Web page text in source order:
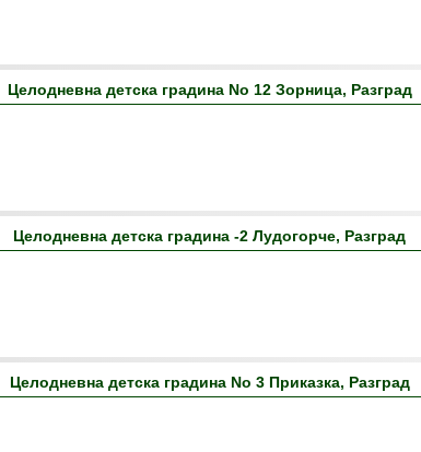
Целодневна детска градина No 12 Зорница, Разград
Целодневна детска градина -2 Лудогорче, Разград
Целодневна детска градина No 3 Приказка, Разград